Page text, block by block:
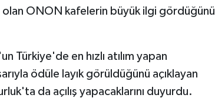
olan ONON kafelerin büyük ilgi gördüğünü
Türkiye'de en hızlı atılım yapan
ödüle layık görüldüğünü açıklayan
da açılış yapacaklarını duyurdu.